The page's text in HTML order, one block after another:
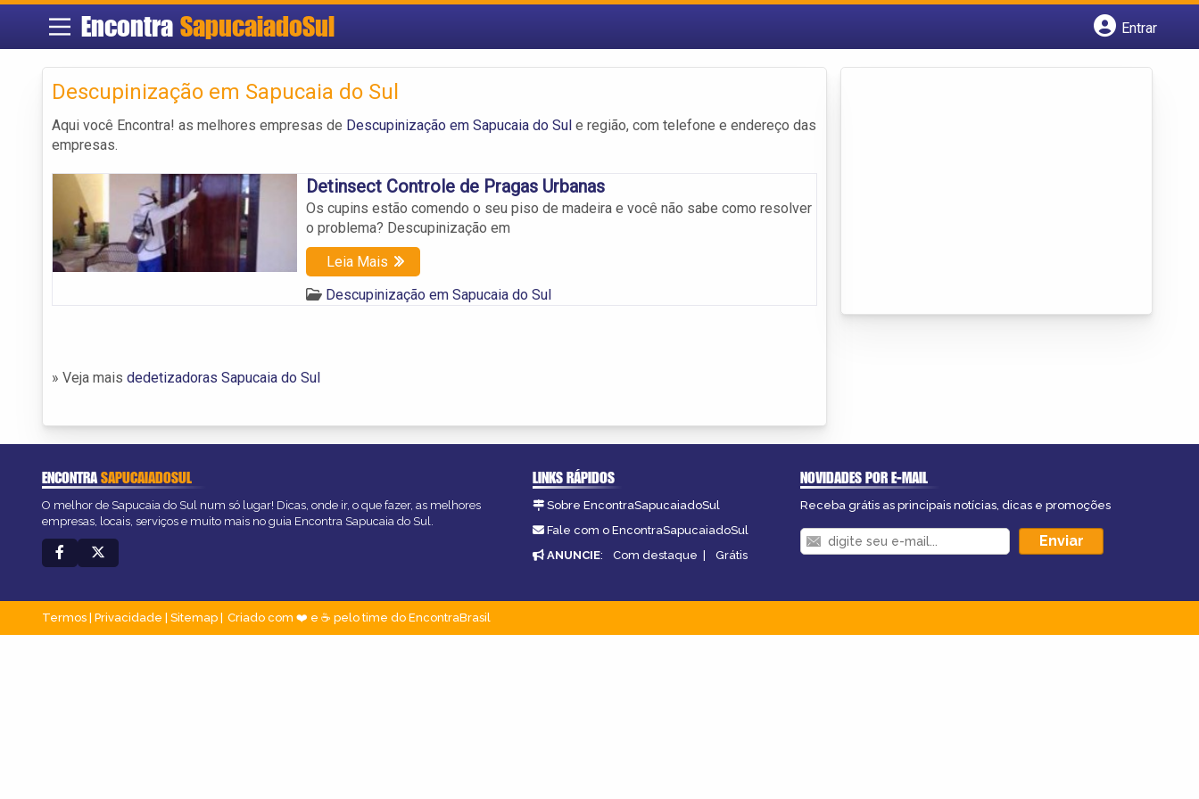
Encontra SapucaiadoSul
Entrar
Descupinização em Sapucaia do Sul
Aqui você Encontra! as melhores empresas de Descupinização em Sapucaia do Sul e região, com telefone e endereço das
empresas.
Detinsect Controle de Pragas Urbanas
Os cupins estão comendo o seu piso de madeira e você não sabe como resolver
o problema? Descupinização em
Leia Mais
Descupinização em Sapucaia do Sul
» Veja mais dedetizadoras Sapucaia do Sul
ENCONTRASAPUCAIADOSUL
O melhor de Sapucaia do Sul num só lugar! Dicas, onde ir, o que fazer, as melhores
empresas, locais, serviços e muito mais no guia Encontra Sapucaia do Sul.
LINKS RÁPIDOS
Sobre EncontraSapucaiadoSul
Fale com o EncontraSapucaiadoSul
ANUNCIE: Com destaque | Grátis
NOVIDADES POR E-MAIL
Receba grátis as principais notícias, dicas e promoções
Termos Privacidade Sitemap Criado com ❤️ e ☕ pelo time do EncontraBrasil